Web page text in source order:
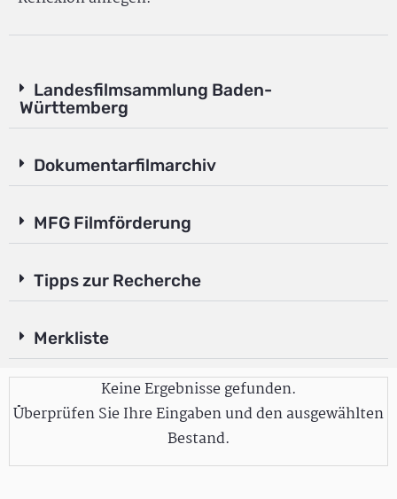
Landesfilmsammlung Baden-
Württemberg
Dokumentarfilmarchiv
MFG Filmförderung
Tipps zur Recherche
Merkliste
Keine Ergebnisse gefunden.
Überprüfen Sie Ihre Eingaben und den ausgewählten
Bestand.